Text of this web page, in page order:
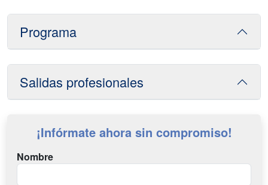
Programa
Salidas profesionales
¡Infórmate ahora sin compromiso!
Nombre